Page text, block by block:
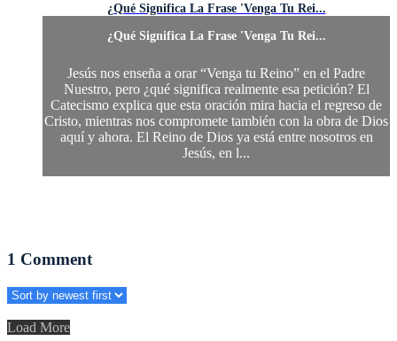
¿Qué Significa La Frase 'Venga Tu Rei...
¿Qué Significa La Frase 'Venga Tu Rei...
Jesús nos enseña a orar “Venga tu Reino” en el Padre
Nuestro, pero ¿qué significa realmente esa petición? El
Catecismo explica que esta oración mira hacia el regreso de
Cristo, mientras nos compromete también con la obra de Dios
aquí y ahora. El Reino de Dios ya está entre nosotros en
Jesús, en l...
1 Comment
Load More